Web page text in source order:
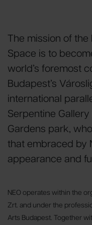
The mission of the
Space is to
world’s foremost
Budapest’s
international
Serpentine Gallery
Gardens park,
that embraced by
appearance and
NEO operates within the
Zrt. and under the
Arts Budapest. Together